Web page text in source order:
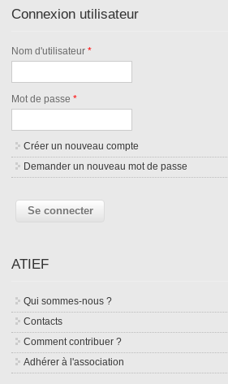
Connexion utilisateur
Nom d'utilisateur*
Mot de passe*
Créer un nouveau compte
Demander un nouveau mot de passe
ATIEF
Qui sommes-nous ?
Contacts
Comment contribuer ?
Adhérer à l'association